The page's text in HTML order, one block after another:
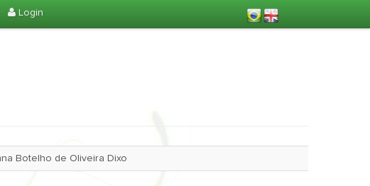
Login
Botelho de Oliveira Dixo